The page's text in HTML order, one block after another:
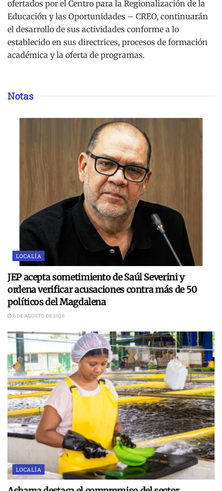
ofertados por el Centro para la Regionalización de la
Educación y las Oportunidades – CREO, continuarán
el desarrollo de sus actividades conforme a lo
establecido en sus directrices, procesos de formación
académica y la oferta de programas.
Notas
LOCALÍA
JEP acepta sometimiento de Saúl Severini y
ordena verificar acusaciones contra más de 50
políticos del Magdalena
6 DE AGOSTO DE 2026
LOCALÍA